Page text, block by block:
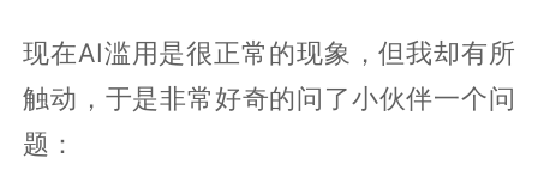
现在AI滥用是很正常的现象，但我却有所
触动，于是非常好奇的问了小伙伴一个问
题：